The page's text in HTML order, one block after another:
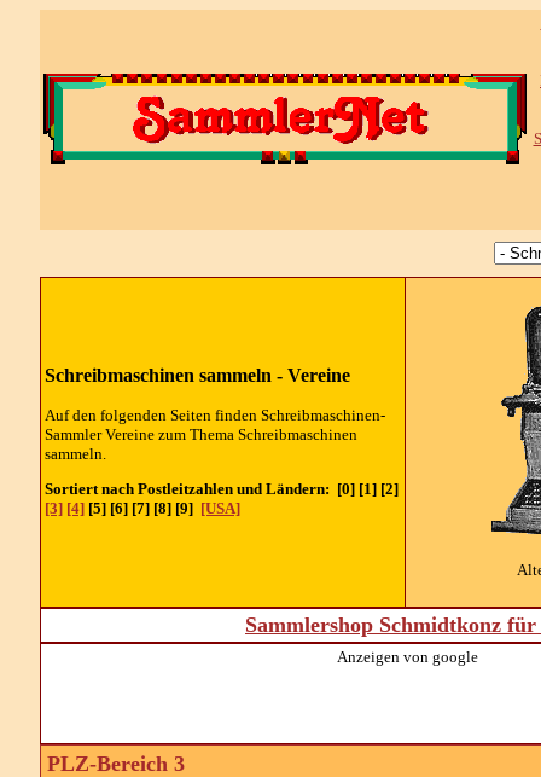
Schreibmaschinen sammeln - Vereine
Auf den folgenden Seiten finden Schreibmaschinen-
Sammler Vereine zum Thema Schreibmaschinen
sammeln.
Sortiert nach Postleitzahlen und Ländern: [0] [1] [2]
[3] [4][5] [6] [7] [8] [9] [USA]
Sammlershop Schmidtkonz
Anzeigen von google
PLZ-Bereich 3